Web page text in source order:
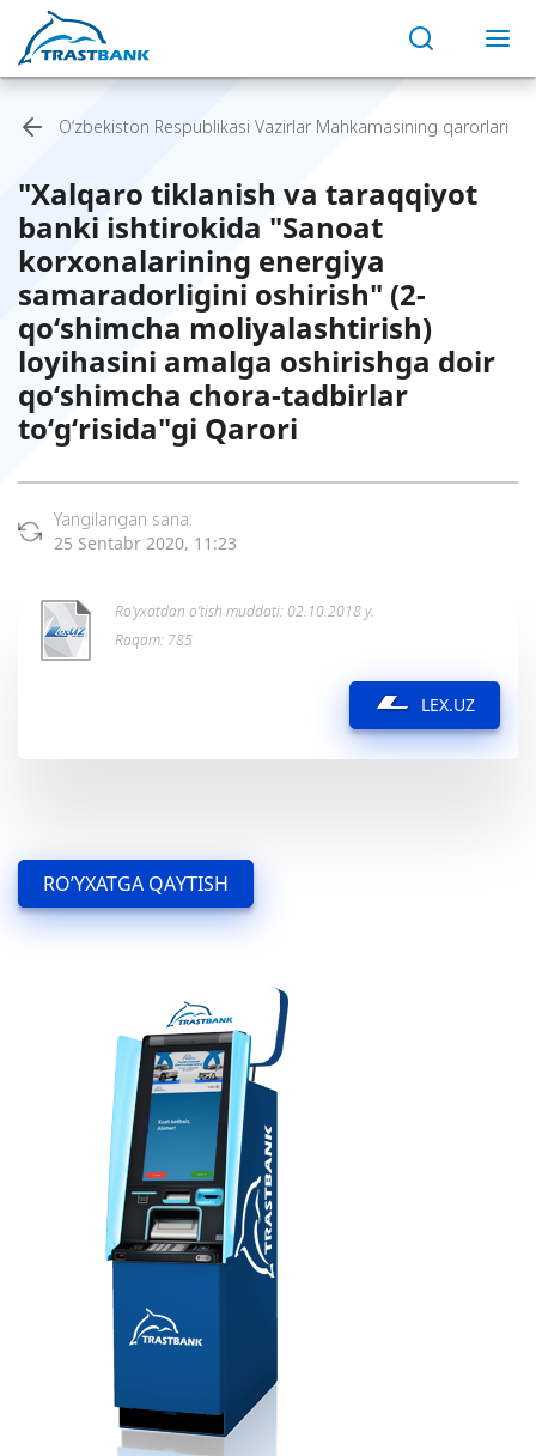
O‘zbekiston Respublikasi Vazirlar Mahkamasining qarorlari
"Xalqaro tiklanish va taraqqiyot
banki ishtirokida "Sanoat
korxonalarining energiya
samaradorligini oshirish" (2-
qo‘shimcha moliyalashtirish)
loyihasini amalga oshirishga doir
qo‘shimcha chora-tadbirlar
to‘g‘risida"gi Qarori
Yangilangan sana:
25 Sentabr 2020, 11:23
Ro’yxatdan o’tish muddati: 02.10.2018 y.
Raqam: 785
LEX.UZ
RO’YXATGA QAYTISH